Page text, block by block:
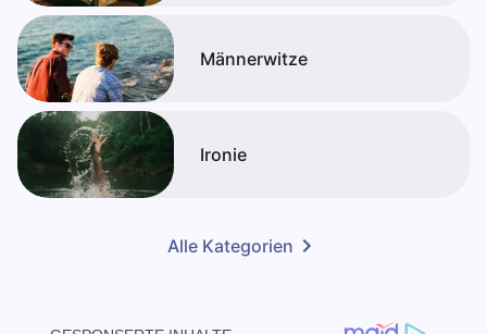
Männerwitze
Ironie
Alle Kategorien